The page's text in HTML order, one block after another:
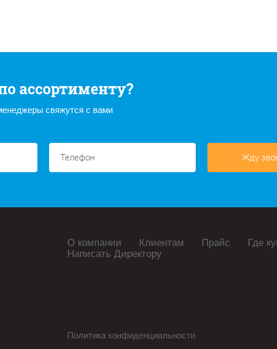
ассортименту?
свяжутся с вами
Жду
О компании Клиентам Прайс Где
Написать Директору
Политика конфиденциальности